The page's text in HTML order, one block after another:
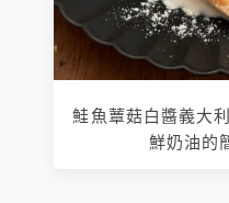
鮭魚蕈菇白醬義大
鮮奶油的